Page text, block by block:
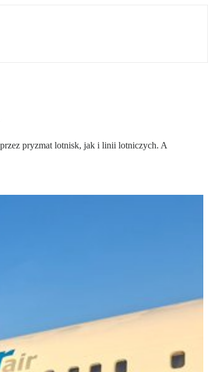
pryzmat lotnisk, jak i linii lotniczych. A